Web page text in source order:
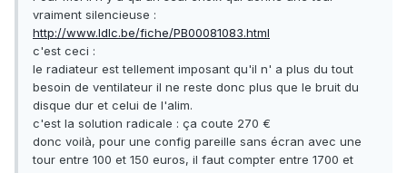
vraiment silencieuse :
http://www.ldlc.be/fiche/PB00081083.html
c'est ceci :
le radiateur est tellement imposant qu'il n' a plus du tout
besoin de ventilateur il ne reste donc plus que le bruit du
disque dur et celui de l'alim.
c'est la solution radicale : ça coute 270 €
donc voilà, pour une config pareille sans écran avec une
tour entre 100 et 150 euros, il faut compter entre 1700 et